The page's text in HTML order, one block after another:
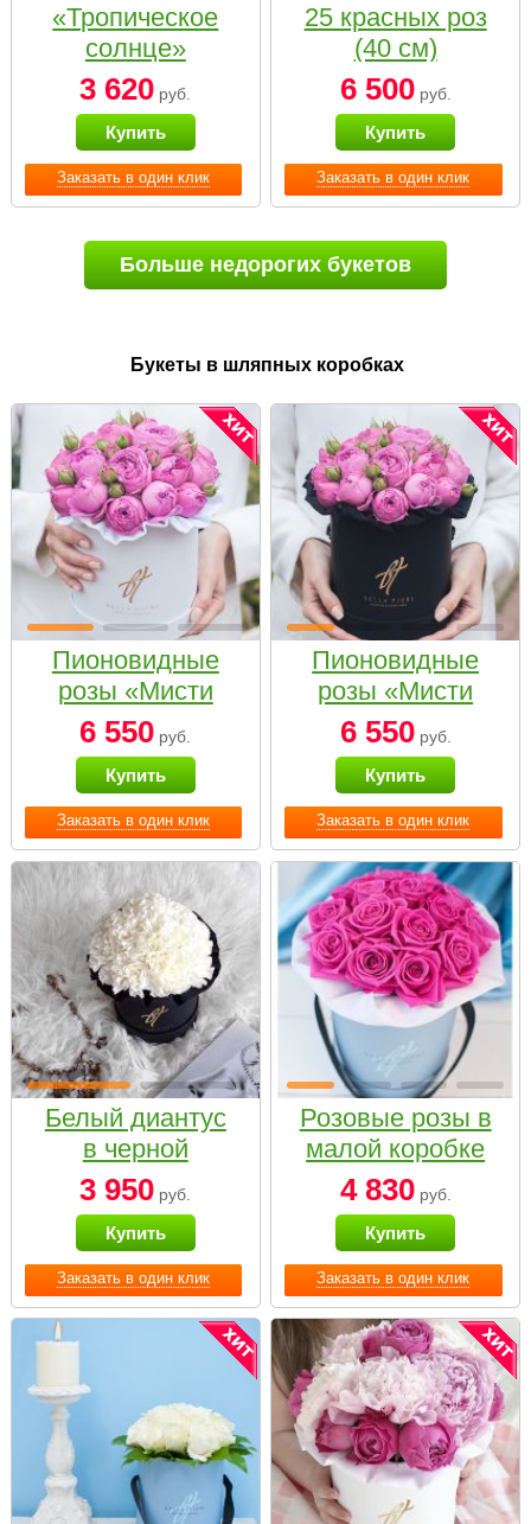
Заказать в один клик
«Тропическое
солнце»
3 620 руб.
Купить
Заказать в один клик
25 красных роз
(40 см)
6 500руб.
Купить
Больше недорогих букетов
Букеты в шляпных коробках
Заказать в один клик
Пионовидные
розы «Мисти
бабблс» в белой
коробке Small
6 550 руб.
Купить
Заказать в один клик
Пионовидные
розы «Мисти
бабблс» в
черной коробке
Small
6 550руб.
Купить
Заказать в один клик
Белый диантус
в черной
коробке Small
3 950 руб.
Купить
Заказать в один клик
Розовые розы в
малой коробке
4 830руб.
Купить